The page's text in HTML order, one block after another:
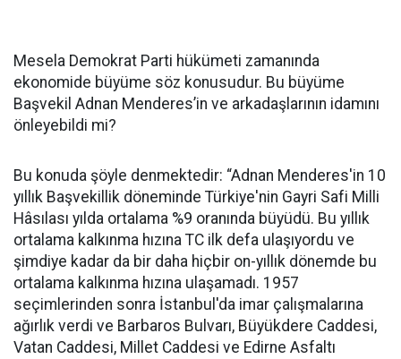
Mesela Demokrat Parti hükümeti zamanında
ekonomide büyüme söz konusudur. Bu büyüme
Başvekil Adnan Menderes’in ve arkadaşlarının idamını
önleyebildi mi?
Bu konuda şöyle denmektedir: “Adnan Menderes'in 10
yıllık Başvekillik döneminde Türkiye'nin Gayri Safi Milli
Hâsılası yılda ortalama %9 oranında büyüdü. Bu yıllık
ortalama kalkınma hızına TC ilk defa ulaşıyordu ve
şimdiye kadar da bir daha hiçbir on-yıllık dönemde bu
ortalama kalkınma hızına ulaşamadı. 1957
seçimlerinden sonra İstanbul'da imar çalışmalarına
ağırlık verdi ve Barbaros Bulvarı, Büyükdere Caddesi,
Vatan Caddesi, Millet Caddesi ve Edirne Asfaltı